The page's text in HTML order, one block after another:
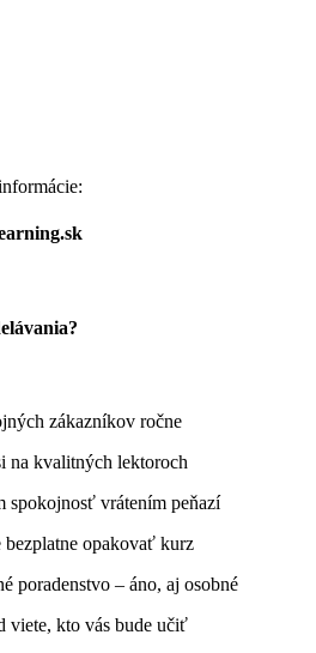
zákazníkov ročne
na kvalitných lektoroch
spokojnosť vrátením peňazí
bezplatne opakovať kurz
poradenstvo – áno, aj osobné
viete, kto vás bude učiť